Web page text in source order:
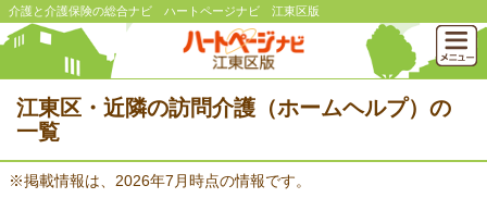
介護と介護保険の総合ナビ ハートページナビ 江東区版
江東区・近隣の訪問介護（ホームヘルプ）の
一覧
※掲載情報は、2026年7月時点の情報です。